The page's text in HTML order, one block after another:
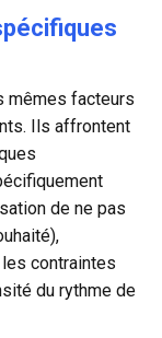
mêmes facteurs
Ils affrontent
de ne pas
contraintes
du rythme de